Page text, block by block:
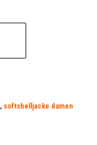
, softshelljacke damen